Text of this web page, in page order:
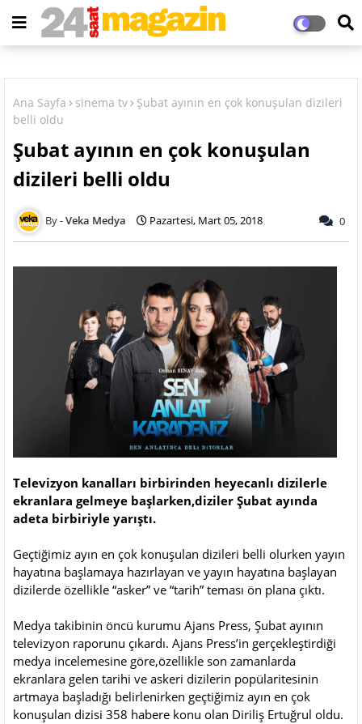
Ana Sayfa sinema tv
Şubat ayının en çok konuşulan dizileri
belli oldu
Şubat ayının en çok konuşulan
dizileri belli oldu
Veka Medya Pazartesi, Mart 05, 2018 0
Televizyon kanalları birbirinden heyecanlı dizilerle
ekranlara gelmeye başlarken,diziler Şubat ayında
adeta birbiriyle yarıştı.
Geçtiğimiz ayın en çok konuşulan dizileri belli olurken yayın
hayatına başlamaya hazırlayan ve yayın hayatına başlayan
dizilerde özellikle “asker” ve “tarih” teması ön plana çıktı.
Medya takibinin öncü kurumu Ajans Press, Şubat ayının
televizyon raporunu çıkardı. Ajans Press’in gerçekleştirdiği
medya incelemesine göre,özellikle son zamanlarda
ekranlara gelen tarihi ve askeri dizilerin popülaritesinin
artmaya başladığı belirlenirken geçtiğimiz ayın en çok
konuşulan dizisi 358 habere konu olan Diriliş Ertuğrul oldu.